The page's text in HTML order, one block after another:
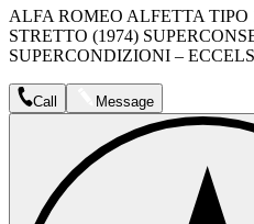
ALFA ROMEO ALFETTA TIPO
STRETTO (1974)
SUPERCONDIZIONI –
Call Message